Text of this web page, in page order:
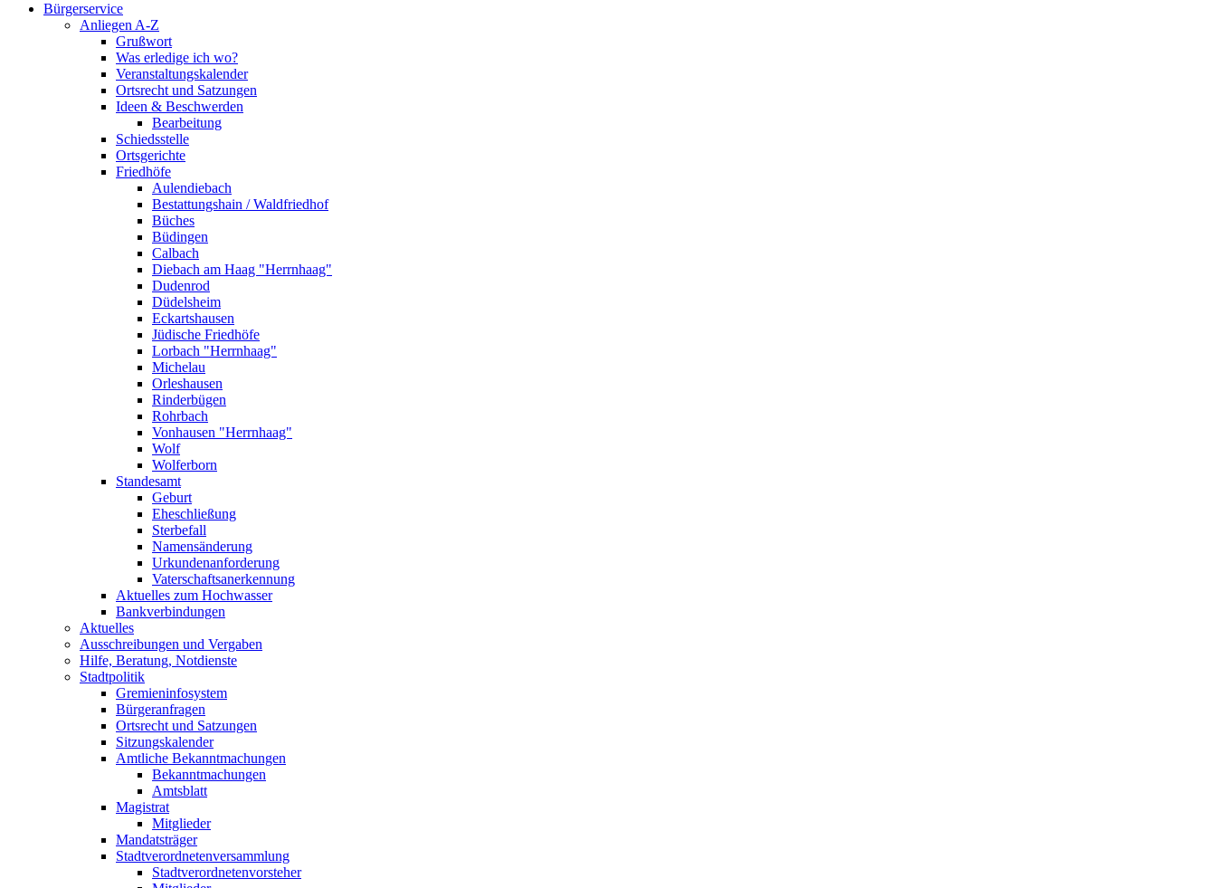
Bürgerservice
Anliegen A-Z
Grußwort
Was erledige ich wo?
Veranstaltungskalender
Ortsrecht und Satzungen
Ideen & Beschwerden
Bearbeitung
Schiedsstelle
Ortsgerichte
Friedhöfe
Aulendiebach
Bestattungshain / Waldfriedhof
Büches
Büdingen
Calbach
Diebach am Haag "Herrnhaag"
Dudenrod
Düdelsheim
Eckartshausen
Jüdische Friedhöfe
Lorbach "Herrnhaag"
Michelau
Orleshausen
Rinderbügen
Rohrbach
Vonhausen "Herrnhaag"
Wolf
Wolferborn
Standesamt
Geburt
Eheschließung
Sterbefall
Namensänderung
Urkundenanforderung
Vaterschaftsanerkennung
Aktuelles zum Hochwasser
Bankverbindungen
Aktuelles
Ausschreibungen und Vergaben
Hilfe, Beratung, Notdienste
Stadtpolitik
Gremieninfosystem
Bürgeranfragen
Ortsrecht und Satzungen
Sitzungskalender
Amtliche Bekanntmachungen
Bekanntmachungen
Amtsblatt
Magistrat
Mitglieder
Mandatsträger
Stadtverordnetenversammlung
Stadtverordnetenvorsteher